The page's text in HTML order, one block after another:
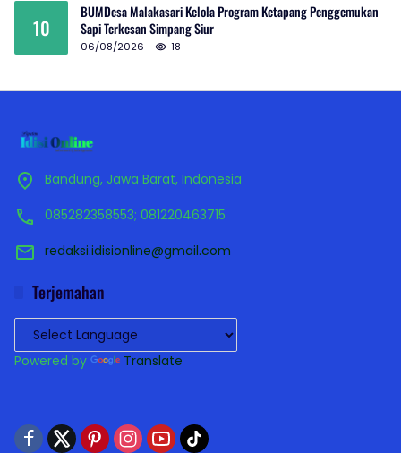
10
BUMDesa Malakasari Kelola Program Ketapang Penggemukan
Sapi Terkesan Simpang Siur
06/08/2026 18
Bandung, Jawa Barat, Indonesia
085282358553; 081220463715
redaksi.idisionline@gmail.com
Terjemahan
Powered by Translate